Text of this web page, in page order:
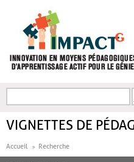
FORMULAIRE DE
VIGNETTES DE
Accueil Recherche